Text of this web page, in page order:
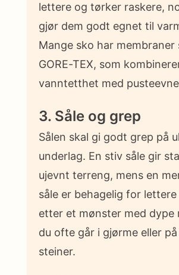
lettere og tørker raskere,
gjør dem godt egnet til
Mange sko har membraner
GORE-TEX, som
vanntetthet med
3. Såle og grep
Sålen skal gi godt grep på
underlag. En stiv såle gir
ujevnt terreng, mens en
såle er behagelig for lettere
etter et mønster med dype
du ofte går i gjørme eller
steiner.